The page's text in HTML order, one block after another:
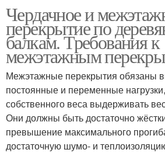
Чердачное и
перекрытие по
балкам. Требования к
межэтажным
Межэтажные перекрытия обязаны
постоянные и переменные
собственного веса выдерживать
Они должны быть достаточно
превышение максимального
достаточную шумо- и